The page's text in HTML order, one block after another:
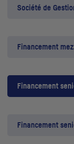
Société de
Financement
Financement
Financement